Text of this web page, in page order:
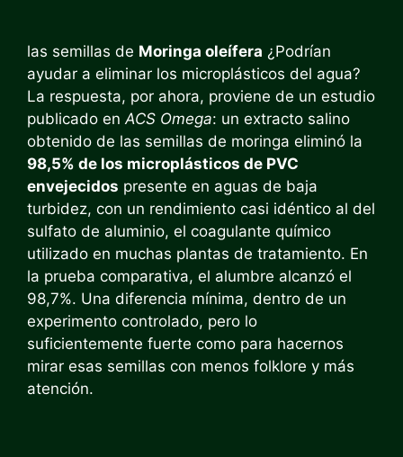
las semillas de Moringa oleífera ¿Podrían
ayudar a eliminar los microplásticos del agua?
La respuesta, por ahora, proviene de un estudio
publicado en ACS Omega: un extracto salino
obtenido de las semillas de moringa eliminó la
98,5% de los microplásticos de PVC
envejecidos presente en aguas de baja
turbidez, con un rendimiento casi idéntico al del
sulfato de aluminio, el coagulante químico
utilizado en muchas plantas de tratamiento. En
la prueba comparativa, el alumbre alcanzó el
98,7%. Una diferencia mínima, dentro de un
experimento controlado, pero lo
suficientemente fuerte como para hacernos
mirar esas semillas con menos folklore y más
atención.